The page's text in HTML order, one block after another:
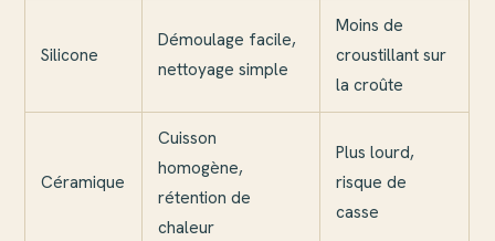
Silicone
Démoulage facile,
nettoyage simple
Moins de
croustillant sur
la croûte
Céramique
Cuisson
homogène,
rétention de
chaleur
Plus lourd,
risque de
casse